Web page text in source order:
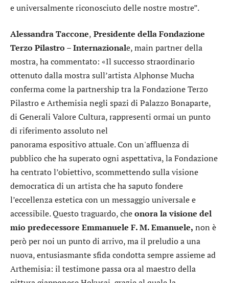
e universalmente riconosciuto delle nostre mostre”.
Alessandra Taccone, Presidente della Fondazione
Terzo Pilastro – Internazionale, main partner della
mostra, ha commentato: «Il successo straordinario
ottenuto dalla mostra sull’artista Alphonse Mucha
conferma come la partnership tra la Fondazione Terzo
Pilastro e Arthemisia negli spazi di Palazzo Bonaparte,
di Generali Valore Cultura, rappresenti ormai un punto
di riferimento assoluto nel
panorama espositivo attuale. Con un'affluenza di
pubblico che ha superato ogni aspettativa, la Fondazione
ha centrato l’obiettivo, scommettendo sulla visione
democratica di un artista che ha saputo fondere
l’eccellenza estetica con un messaggio universale e
accessibile. Questo traguardo, cheonora la visione del
mio predecessore Emmanuele F. M. Emanuele, non è
però per noi un punto di arrivo, ma il preludio a una
nuova, entusiasmante sfida condotta sempre assieme ad
Arthemisia: il testimone passa ora al maestro della